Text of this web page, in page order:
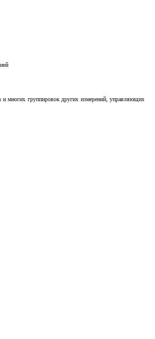
и многих группировок других измерений, управляющих